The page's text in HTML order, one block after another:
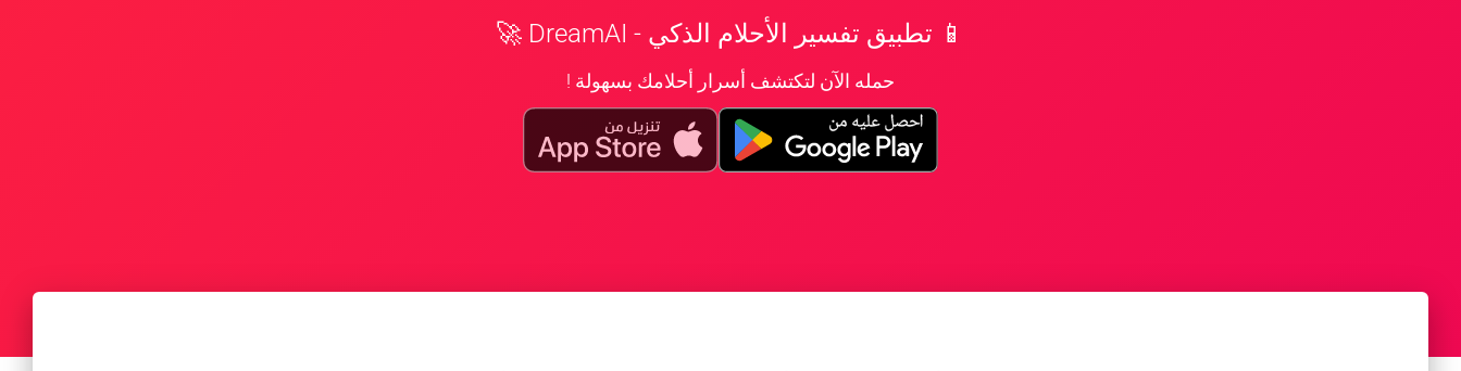
📱 تطبيق تفسير الأحلام الذكي - DreamAI 🚀
حمله الآن لتكتشف أسرار أحلامك بسهولة !